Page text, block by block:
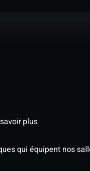
plus
qui équipent nos